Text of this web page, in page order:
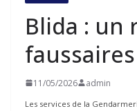
Blida : un
11/05/2026 admin
Les services de la